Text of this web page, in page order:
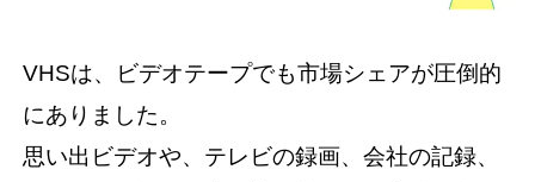
VHSは、ビデオテープでも市場シェアが圧倒的
にありました。
思い出ビデオや、テレビの録画、会社の記録、